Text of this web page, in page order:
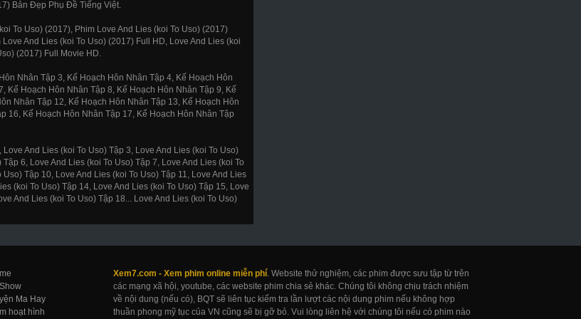
Bản Đẹp Phụ Đề Tiếng Việt.
To Uso) (2017), Phim Love And Lies (koi To Uso) (2017)
And Lies (koi To Uso) (2017) Full HD, Love And Lies (koi
(2017) Full Movie HD.
Nhân Tập 3, Kế Hoạch Hôn Nhân Tập 4, Kế Hoạch Hôn
Kế Hoạch Hôn Nhân Tập 8, Kế Hoạch Hôn Nhân Tập 9, Kế
Nhân Tập 12, Kế Hoạch Hôn Nhân Tập 13, Kế Hoạch Hôn
16, Kế Hoạch Hôn Nhân Tập 17, Kế Hoạch Hôn Nhân Tập
And Lies (koi To Uso) Tập 3, Love And Lies (koi To Uso)
6, Love And Lies (koi To Uso) Tập 7, Love And Lies (koi To
Tập 10, Love And Lies (koi To Uso) Tập 11, Love And Lies
(koi To Uso) Tập 14, Love And Lies (koi To Uso) Tập 15, Love
And Lies (koi To Uso) Tập 18... Love And Lies (koi To Uso)
Ma Hay
hoạt hình
Xem7.com - Xem phim online miễn phí . Website thử nghiệm, các phim được sưu tập từ trên
các mạng xã hội, youtube, các website phim chia sẻ khác. Chúng tôi không chịu trách nhiệm
về nội dung (nếu có), BQT sẽ liên tục kiểm tra lần lượt các nội dung phim nếu không hợp
thuần phong mỹ tục của VN cũng sẽ bị gỡ bỏ. Vui lòng liên hệ với chúng tôi nếu có phim nào